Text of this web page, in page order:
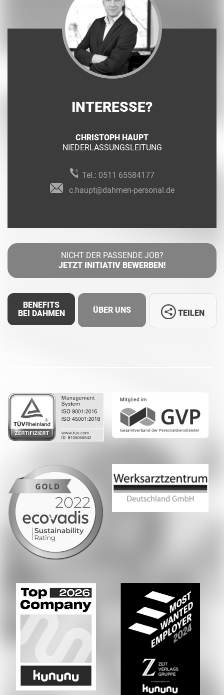
INTERESSE?
CHRISTOPH HAUPT
NIEDERLASSUNGSLEITUNG
Tel.: 0511 65584177
c.haupt@dahmen-personal.de
NICHT DER PASSENDE JOB?
JETZT INITIATIV BEWERBEN!
BENEFITS
BEI DAHMEN
ÜBER UNS
Whatsapp
TEILEN